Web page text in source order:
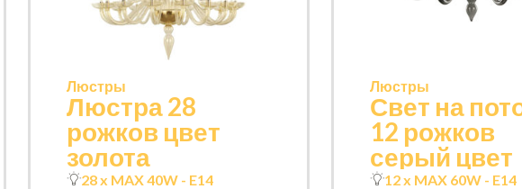
Люстры
Люстра 28
рожков цвет
золота
28 x MAX 40W - E14
Люстры
Свет на
12 рожков
серый цвет
12 x MAX 60W - E14